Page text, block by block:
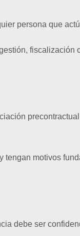
persona que
motivos
debe ser